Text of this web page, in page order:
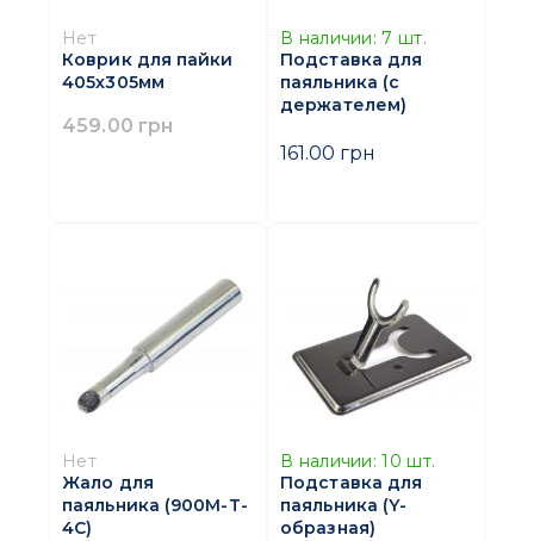
Нет
Коврик для пайки
405х305мм
459.00 грн
В наличии: 7 шт.
Подставка для
паяльника (с
держателем)
161.00 грн
Нет
Жало для
паяльника (900M-T-
4C)
В наличии: 10 шт.
Подставка для
паяльника (Y-
образная)